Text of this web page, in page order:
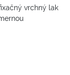
vrchný lak